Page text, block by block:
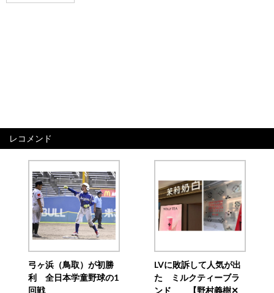
レコメンド
弓ヶ浜（鳥取）が初勝
利 全日本学童野球の1
回戦
LVに敗訴して人気が出
た ミルクティーブラ
ンド 【野村義樹✕